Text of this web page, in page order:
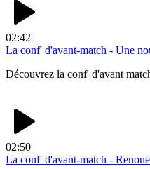
02:42
La conf' d'avant-match - Une
Découvrez la conf' d'avant
02:50
La conf' d'avant-match -